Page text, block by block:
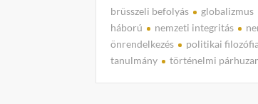
brüsszeli befolyás globalizmus
háború
nemzeti integritás
önrendelkezés
politikai
tanulmány
történelmi